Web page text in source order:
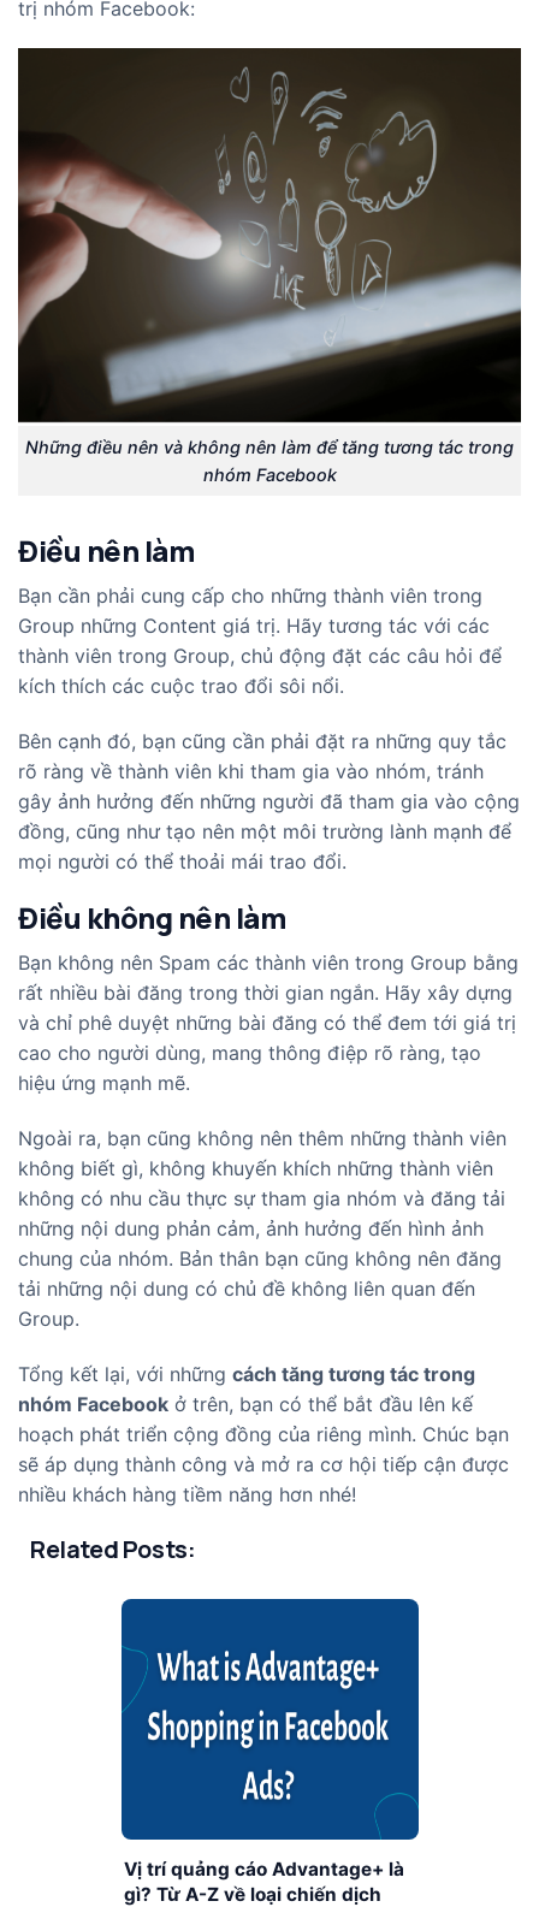
trị nhóm Facebook:
Những điều nên và không nên làm để tăng tương tác trong
nhóm Facebook
Điều nên làm
Bạn cần phải cung cấp cho những thành viên trong
Group những Content giá trị. Hãy tương tác với các
thành viên trong Group, chủ động đặt các câu hỏi để
kích thích các cuộc trao đổi sôi nổi.
Bên cạnh đó, bạn cũng cần phải đặt ra những quy tắc
rõ ràng về thành viên khi tham gia vào nhóm, tránh
gây ảnh hưởng đến những người đã tham gia vào cộng
đồng, cũng như tạo nên một môi trường lành mạnh để
mọi người có thể thoải mái trao đổi.
Điều không nên làm
Bạn không nên Spam các thành viên trong Group bằng
rất nhiều bài đăng trong thời gian ngắn. Hãy xây dựng
và chỉ phê duyệt những bài đăng có thể đem tới giá trị
cao cho người dùng, mang thông điệp rõ ràng, tạo
hiệu ứng mạnh mẽ.
Ngoài ra, bạn cũng không nên thêm những thành viên
không biết gì, không khuyến khích những thành viên
không có nhu cầu thực sự tham gia nhóm và đăng tải
những nội dung phản cảm, ảnh hưởng đến hình ảnh
chung của nhóm. Bản thân bạn cũng không nên đăng
tải những nội dung có chủ đề không liên quan đến
Group.
Tổng kết lại, với những cách tăng tương tác trong
nhóm Facebook ở trên, bạn có thể bắt đầu lên kế
hoạch phát triển cộng đồng của riêng mình. Chúc bạn
sẽ áp dụng thành công và mở ra cơ hội tiếp cận được
nhiều khách hàng tiềm năng hơn nhé!
Related Posts:
Vị trí quảng cáo Advantage+ là
gì? Từ A-Z về loại chiến dịch